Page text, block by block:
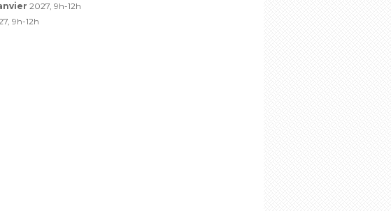
2027, 9h-12h
9h-12h